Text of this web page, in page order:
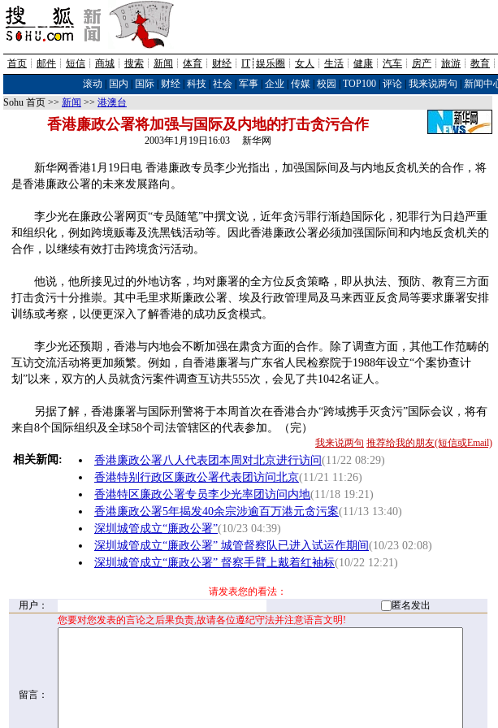
首页 ┊ 邮件 ┊ 短信 ┊ 商城 ┊ 搜索 ┊ 新闻 ┊ 体育 ┊ 财经 ┊ IT┊ 娱乐圈 ┊ 女人 ┊ 生活 ┊ 健康 ┊ 汽车 ┊ 房产 ┊ 旅游 ┊ 教育 ┊
滚动
国内 国际| 财经| 科技| 社会| 军事| 企业 传媒| 校园 TOP100| 评论| 我来说两句
新闻中
Sohu 首页 >> 新闻 >> 港澳台
香港廉政公署将加强与国际及内地的打击贪污合作
2003年1月19日16:03 新华网
新华网香港1月19日电 香港廉政专员李少光指出，加强国际间及与内地反贪机关的合作，将
是香港廉政公署的未来发展路向。
李少光在廉政公署网页“专员随笔”中撰文说，近年贪污罪行渐趋国际化，犯罪行为日趋严重
和组织化，例如跨境贩毒及洗黑钱活动等。因此香港廉政公署必须加强国际间和内地反贪机关的
合作，以继续有效打击跨境贪污活动。
他说，他所接见过的外地访客，均对廉署的全方位反贪策略，即从执法、预防、教育三方面
打击贪污十分推崇。其中毛里求斯廉政公署、埃及行政管理局及马来西亚反贪局等要求廉署安排
训练或考察，以便更深入了解香港的成功反贪模式。
李少光还预期，香港与内地会不断加强在肃贪方面的合作。除了调查方面，其他工作范畴的
互访交流活动将更加频繁。例如，自香港廉署与广东省人民检察院于1988年设立“个案协查计
划”以来，双方的人员就贪污案件调查互访共555次，会见了共1042名证人。
另据了解，香港廉署与国际刑警将于本周首次在香港合办“跨域携手灭贪污”国际会议，将有
来自8个国际组织及全球58个司法管辖区的代表参加。（完）
我来说两句 推荐给我的朋友(短信或Email)
相关新闻: 香港廉政公署八人代表团本周对北京进行访问(11/22 08:29)
香港特别行政区廉政公署代表团访问北京(11/21 11:26)
香港特区廉政公署专员李少光率团访问内地(11/18 19:21)
香港廉政公署5年揭发40余宗涉逾百万港元贪污案(11/13 13:40)
深圳城管成立“廉政公署”(10/23 04:39)
深圳城管成立“廉政公署” 城管督察队已进入试运作期间(10/23 02:08)
深圳城管成立“廉政公署” 督察手臂上戴着红袖标(10/22 12:21)
请发表您的看法：
用户：
匿名发出
留言：
您要对您发表的言论之后果负责,故请各位遵纪守法并注意语言文明!